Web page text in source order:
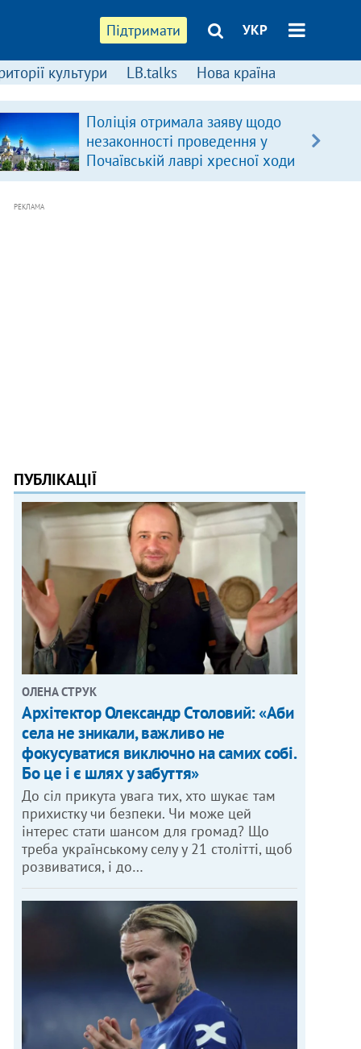
Підтримати УКР
культури LB.talks Нова країна
Поліція отримала заяву щодо
незаконності проведення у
Почаївській лаврі хресної ходи
РЕКЛАМА
ПУБЛІКАЦІЇ
ОЛЕНА СТРУК
Архітектор Олександр Столовий: «Аби
села не зникали, важливо не
фокусуватися виключно на самих собі.
Бо це і є шлях у забуття»
До сіл прикута увага тих, хто шукає там
прихистку чи безпеки. Чи може цей
інтерес стати шансом для громад? Що
треба українському селу у 21 столітті, щоб
розвиватися, і до…